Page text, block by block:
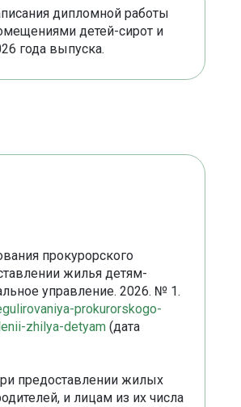
дипломной работы
детей-сирот и
года выпуска.
прокурорского
жилья детям-
управление. 2026. № 1.
prokurorskogo-
zhilya-detyam (дата
предоставлении жилых
и лицам из их числа